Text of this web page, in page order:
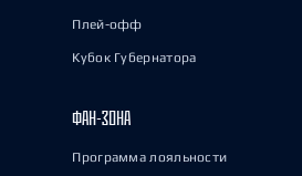
Плей-офф
Кубок Губернатора
ФАН-ЗОНА
Программа лояльности